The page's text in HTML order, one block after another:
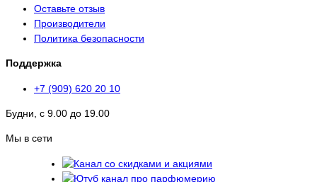
Оставьте отзыв
Производители
Политика безопасности
Поддержка
+7 (909) 620 20 10
Будни, с 9.00 до 19.00
Мы в сети